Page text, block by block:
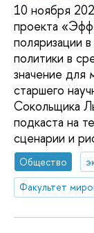
10 ноября
проекта
поляризации
политики в
значение для
старшего
Сокольщика
подкаста на
сценарии и
Общество